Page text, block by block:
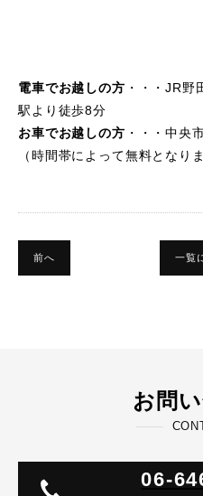
電車でお越しの方 ・・・JR野
駅より徒歩8分
お車でお越しの方 ・・・中央
（時間帯によって無料となりま
一覧
前へ
お問
06-